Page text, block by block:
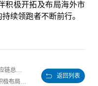
积极开拓及布局海外市
续领跑者不断前行。
上一篇：热烈庆祝合力泰集团营销研发供应链总部乔迁之喜
下一篇：MWC加速引爆5G时代，合力泰积极布局抢占5G市场
返回列表